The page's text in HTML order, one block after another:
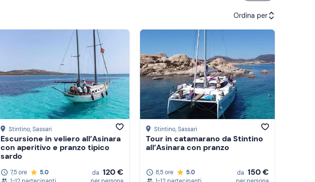
Ordina per
Attività consigliate
Prezzo (crescente)
Prezzo (decrescente)
Recensioni
Stintino, Sassari
Escursione in veliero all’Asinara
con aperitivo e pranzo tipico
sardo
7,5 ore
5.0
da 120 €
Stintino, Sassari
Tour in catamarano da Stintino
all’Asinara con pranzo
8,5 ore
5.0
da 150 €